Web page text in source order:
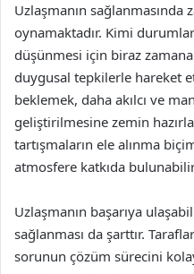
Uzlaşmanın
oynamaktadır. Kimi
düşünmesi için biraz
duygusal tepkilerle hareket
beklemek, daha akılcı ve
geliştirilmesine zemin
tartışmaların ele alınma
atmosfere katkıda
Uzlaşmanın başarıya
sağlanması da şarttır.
sorunun çözüm sürecini